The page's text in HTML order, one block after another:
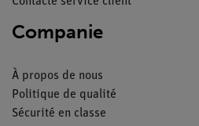
Companie
À propos de nous
Politique de qualité
Sécurité en classe